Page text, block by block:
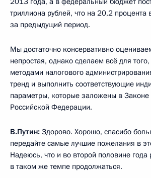
триллиона рублей, что на 20,2
за предыдущий период.
Мы достаточно консервативно
непростая, однако сделаем всё для
методами налогового
тренд и выполнить соответствующие
параметры, которые заложены в
Российской Федерации.
В.Путин: Здорово. Хорошо, спасибо
передайте самые лучшие пожелания в
Надеюсь, что и во второй половине года
в таком же темпе продолжаться.